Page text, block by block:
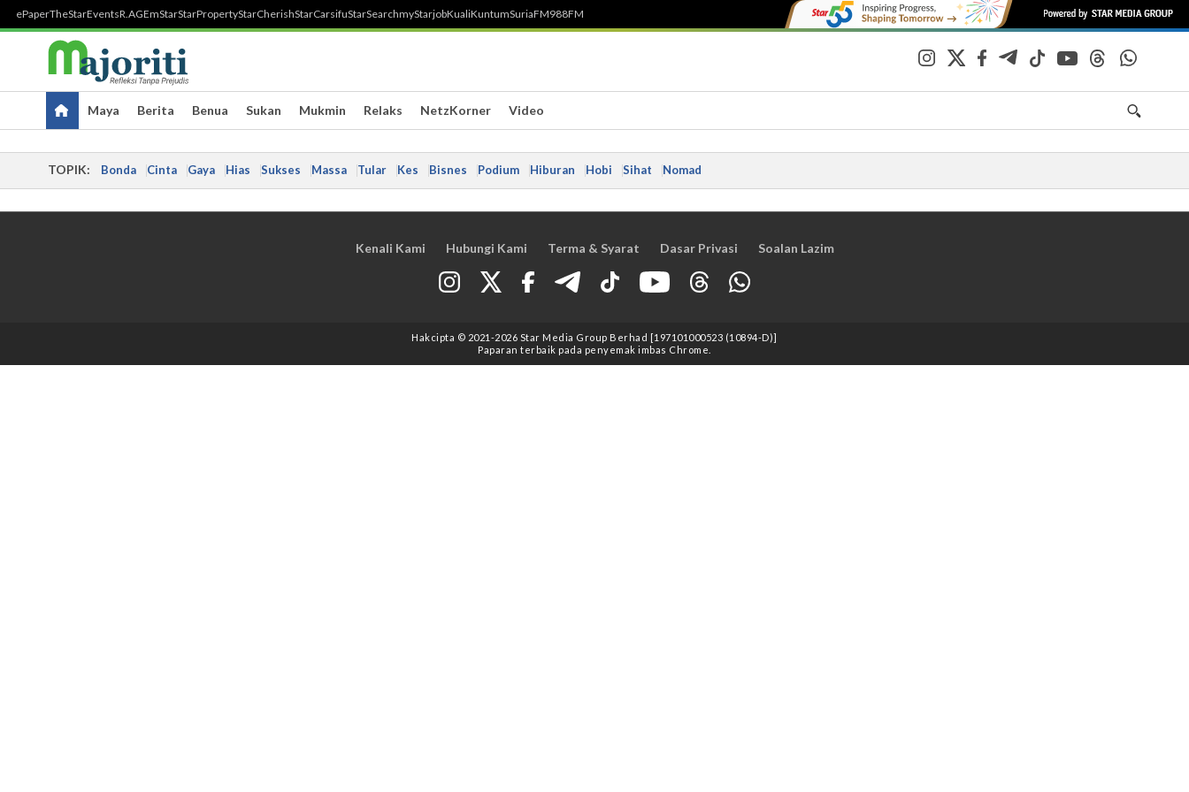
ePaperTheStarEventsR.AGEmStarStarPropertyStarCherishStarCarsifuStarSearchmyStarjobKualiKuntumSuriaFM988FM
Maya Berita Benua Sukan Mukmin Relaks NetzKorner Video
TOPIK: Bonda Cinta Gaya Hias Sukses Massa Tular Kes Bisnes Podium Hiburan Hobi Sihat Nomad
Kenali Kami Hubungi Kami Terma & Syarat Dasar Privasi Soalan Lazim
Hakcipta © 2021 -2026 Star Media Group Berhad [197101000523 (10894-D)]
Paparan terbaik pada penyemak imbas Chrome.